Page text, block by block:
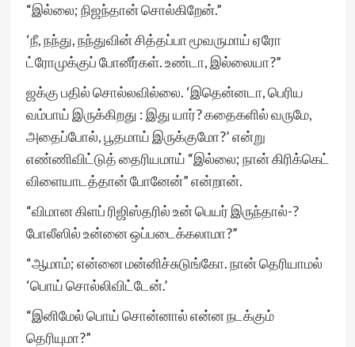
“இல்லை; நிஜந்தான் சொல்கிறேன்.”
‘நீ, நந்து, நந்துவின் சித்தப்பா மூவருமாய் ஏரோ
ட்ரோமுக்குப் போனீர்கள். உண்டா, இல்லையா?”
ஜக்கு பதில் சொல்லவில்லை. ‘இதென்னடா, பெரிய
வம்பாய் இருக்கிறது : இது யார்? கதைகளில் வருமே,
அதைப்போல், பூதமாய் இருக்குமோ?’ என்று
எண்ணிவிட்டுத் தைரியமாய் “இல்லை; நான் கிரிக்கெட்
விளையாடத்தான் போனேன்” என்றான்.
“விமான கிளப் ரிஜிஸ்தரில் உன் பெயர் இருந்தால்-?
போலீஸில் உன்னை ஒப்படைக்கலாமா?”
“ஆமாம்; என்னை மன்னிச்சுடுங்கோ. நான் தெரியாமல்
‘பொய் சொல்லிவிட்டேன்.’
“இனிமேல் பொய் சொன்னால் என்ன நடக்கும்
தெரியுமா?”